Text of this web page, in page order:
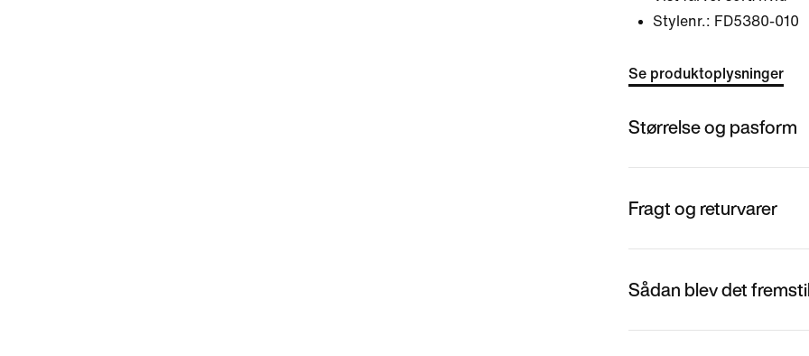
Stylenr.: FD5380-010
Se produktoplysninger
Størrelse og pasform
Fragt og returvarer
Sådan blev det